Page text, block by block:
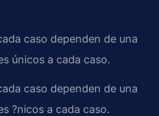
caso dependen de una
únicos a cada caso.
caso dependen de una
?nicos a cada caso.